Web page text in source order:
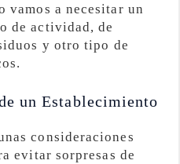
vamos a necesitar un
de actividad, de
y otro tipo de
un Establecimiento
consideraciones
evitar sorpresas de